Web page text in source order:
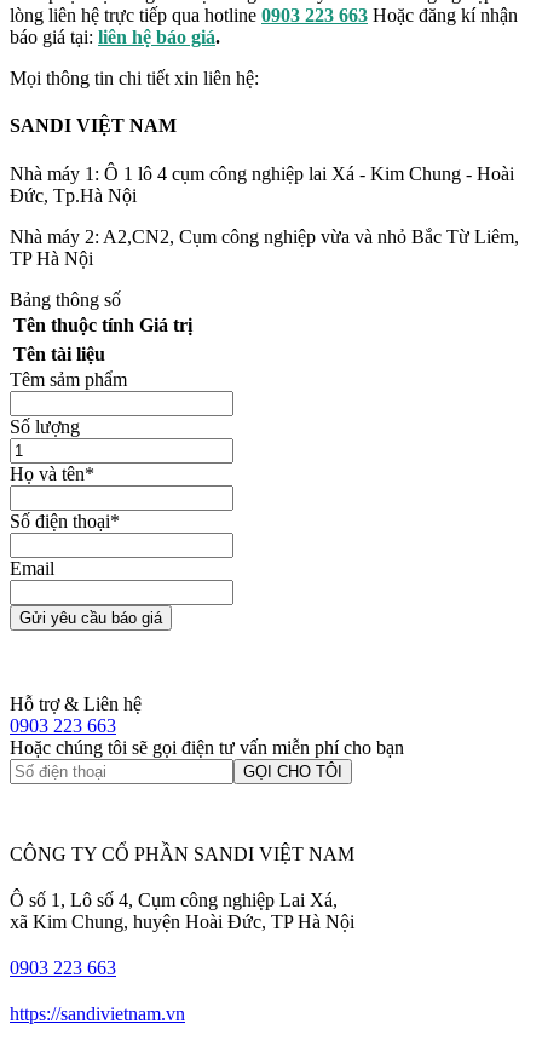
lòng liên hệ trực tiếp qua hotline 0903 223 663 Hoặc đăng kí nhận
báo giá tại: liên hệ báo giá.
Mọi thông tin chi tiết xin liên hệ:
SANDI VIỆT NAM
Nhà máy 1: Ô 1 lô 4 cụm công nghiệp lai Xá - Kim Chung - Hoài
Đức, Tp.Hà Nội
Nhà máy 2: A2,CN2, Cụm công nghiệp vừa và nhỏ Bắc Từ Liêm,
TP Hà Nội
Bảng thông số
Tên thuộc tính Giá trị
Tên tài liệu
Têm sảm phẩm
Số lượng
Họ và tên*
Số điện thoại*
Email
Gửi yêu cầu báo giá
Hỗ trợ & Liên hệ
0903 223 663
Hoặc chúng tôi sẽ gọi điện tư vấn miễn phí cho bạn
GỌI CHO TÔI
CÔNG TY CỔ PHẦN SANDI VIỆT NAM
Ô số 1, Lô số 4, Cụm công nghiệp Lai Xá,
xã Kim Chung, huyện Hoài Đức, TP Hà Nội
0903 223 663
https://sandivietnam.vn